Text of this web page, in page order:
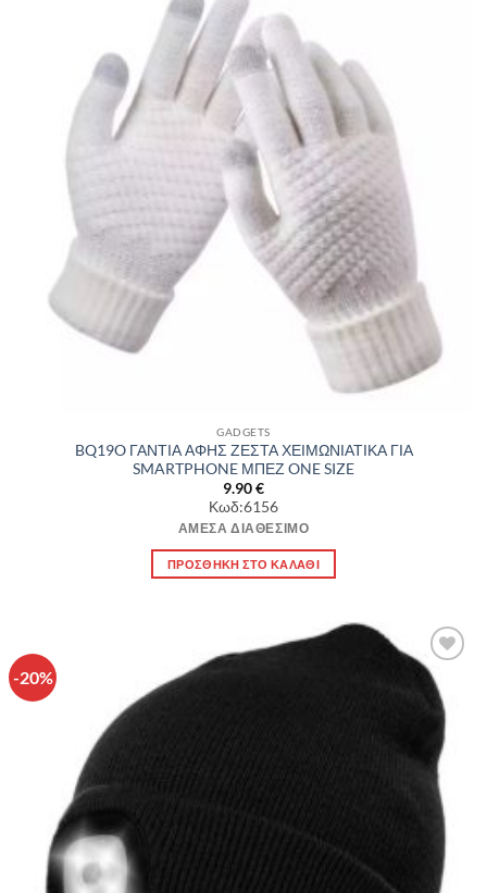
GADGETS
BQ19O ΓΑΝΤΙΑ ΑΦΗΣ ΖΕΣΤΑ ΧΕΙΜΩΝΙΑΤΙΚΑ ΓΙΑ
SMARTPHONE ΜΠΕΖ ONE SIZE
9.90€
Κωδ:6156
ΆΜΕΣΑ ΔΙΑΘΈΣΙΜΟ
ΠΡΟΣΘΉΚΗ ΣΤΟ ΚΑΛΆΘΙ
-20%
Πρόσθήκη
στην λίστα
επιθυμιών